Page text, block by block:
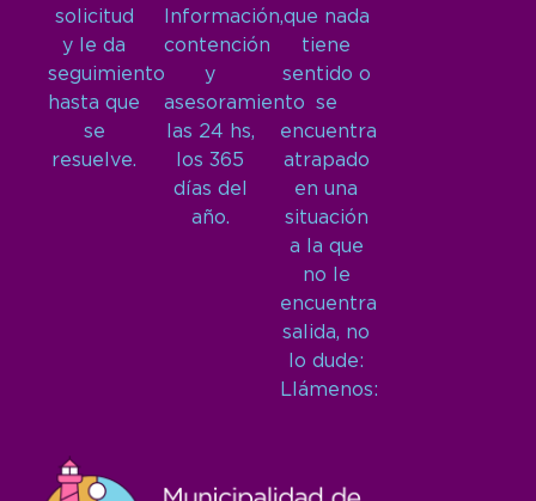
solicitud
y le da
seguimiento
hasta que
se
resuelve.
Información,
contención
y
asesoramiento
las 24 hs,
los 365
días del
año.
que nada
tiene
sentido o
se
encuentra
atrapado
en una
situación
a la que
no le
encuentra
salida, no
lo dude:
Llámenos: